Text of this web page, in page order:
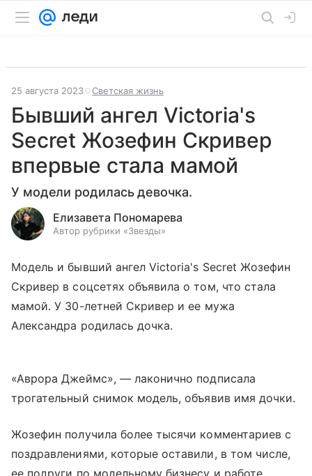
25 августа 2023 Светская жизнь
Бывший ангел Victoria's
Secret Жозефин Скривер
впервые стала мамой
У модели родилась девочка.
Елизавета Пономарева
Автор рубрики «Звезды»
Модель и бывший ангел Victoria's Secret Жозефин
Скривер в соцсетях объявила о том, что стала
мамой. У 30-летней Скривер и ее мужа
Александра родилась дочка.
«Аврора Джеймс», — лаконично подписала
трогательный снимок модель, объявив имя дочки.
Жозефин получила более тысячи комментариев с
поздравлениями, которые оставили, в том числе,
ее подруги по модельному бизнесу и работе